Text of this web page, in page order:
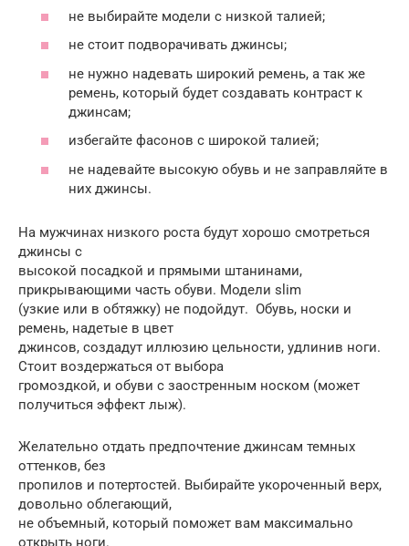
не выбирайте модели с низкой талией;
не стоит подворачивать джинсы;
не нужно надевать широкий ремень, а так же
ремень, который будет создавать контраст к
джинсам;
избегайте фасонов с широкой талией;
не надевайте высокую обувь и не заправляйте в
них джинсы.
На мужчинах низкого роста будут хорошо смотреться
джинсы с
высокой посадкой и прямыми штанинами,
прикрывающими часть обуви. Модели slim
(узкие или в обтяжку) не подойдут. Обувь, носки и
ремень, надетые в цвет
джинсов, создадут иллюзию цельности, удлинив ноги.
Стоит воздержаться от выбора
громоздкой, и обуви с заостренным носком (может
получиться эффект лыж).
Желательно отдать предпочтение джинсам темных
оттенков, без
пропилов и потертостей. Выбирайте укороченный верх,
довольно облегающий,
не объемный, который поможет вам максимально
открыть ноги.